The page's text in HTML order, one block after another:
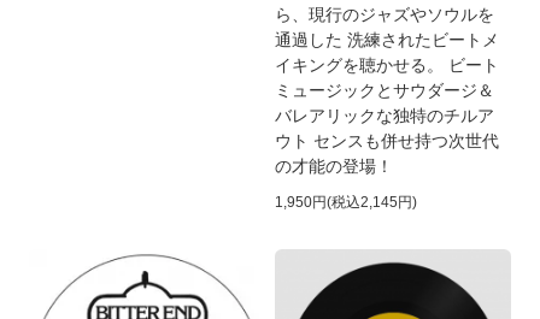
ら、現行のジャズやソウルを
通過した 洗練されたビートメ
イキングを聴かせる。 ビート
ミュージックとサウダージ＆
バレアリックな独特のチルア
ウト センスも併せ持つ次世代
の才能の登場！
1,950円(税込2,145円)